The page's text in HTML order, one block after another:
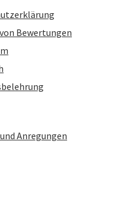
Bewertungen
Anregungen